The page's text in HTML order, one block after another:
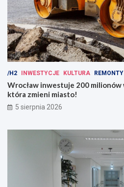
/H2 INWESTYCJE KULTURA REMONTY
Wrocław inwestuje 200 milionów
która zmieni miasto!
5 sierpnia 2026